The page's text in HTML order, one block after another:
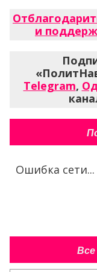
и
Telegram,
Ошибка сети...
Все